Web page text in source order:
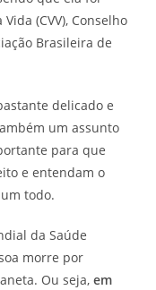
(CVV), Conselho
Brasileira de
delicado e
um assunto
para que
e entendam o
todo.
da Saúde
morre por
Ou seja,em